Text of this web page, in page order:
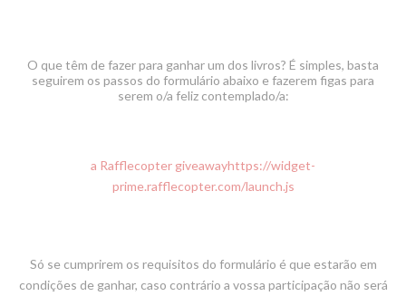
O que têm de fazer para ganhar um dos livros? É simples, basta
seguirem os passos do formulário abaixo e fazerem figas para
serem o/a feliz contemplado/a:
a Rafflecopter giveawayhttps://widget-
prime.rafflecopter.com/launch.js
Só se cumprirem os requisitos do formulário é que estarão em
condições de ganhar, caso contrário a vossa participação não será